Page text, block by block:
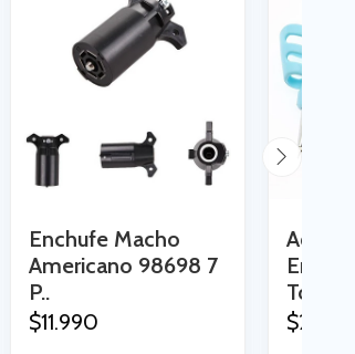
Enchufe Macho
Americano 98698 7
P..
$11.990
Tomar
$2.490